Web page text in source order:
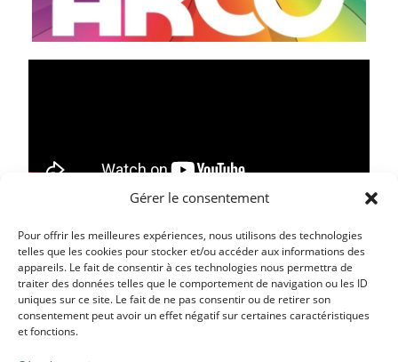
Gérer le consentement
Pour offrir les meilleures expériences, nous utilisons des technologies
telles que les cookies pour stocker et/ou accéder aux informations des
appareils. Le fait de consentir à ces technologies nous permettra de
traiter des données telles que le comportement de navigation ou les ID
uniques sur ce site. Le fait de ne pas consentir ou de retirer son
consentement peut avoir un effet négatif sur certaines caractéristiques
et fonctions.
Article précédent
LE CAMÉO : SEMAINE DU 19 NOVEMBRE AU 02
DÉCEMBRE 2025 – LA PETITE DERNIÈRE